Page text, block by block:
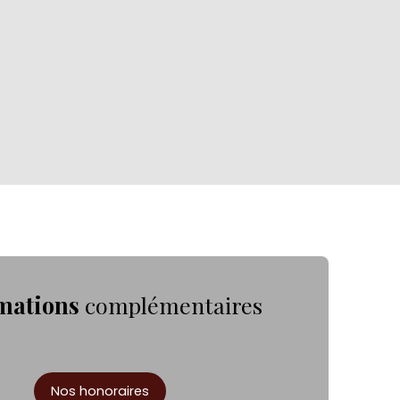
complémentaires
Nos honoraires